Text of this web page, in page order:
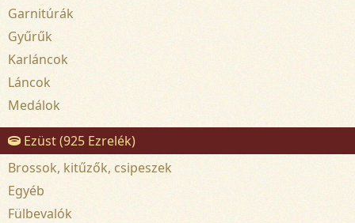
Garnitúrák
Gyűrűk
Karláncok
Láncok
Medálok
Ezüst (925 Ezrelék)
Brossok, kitűzők, csipeszek
Egyéb
Fülbevalók